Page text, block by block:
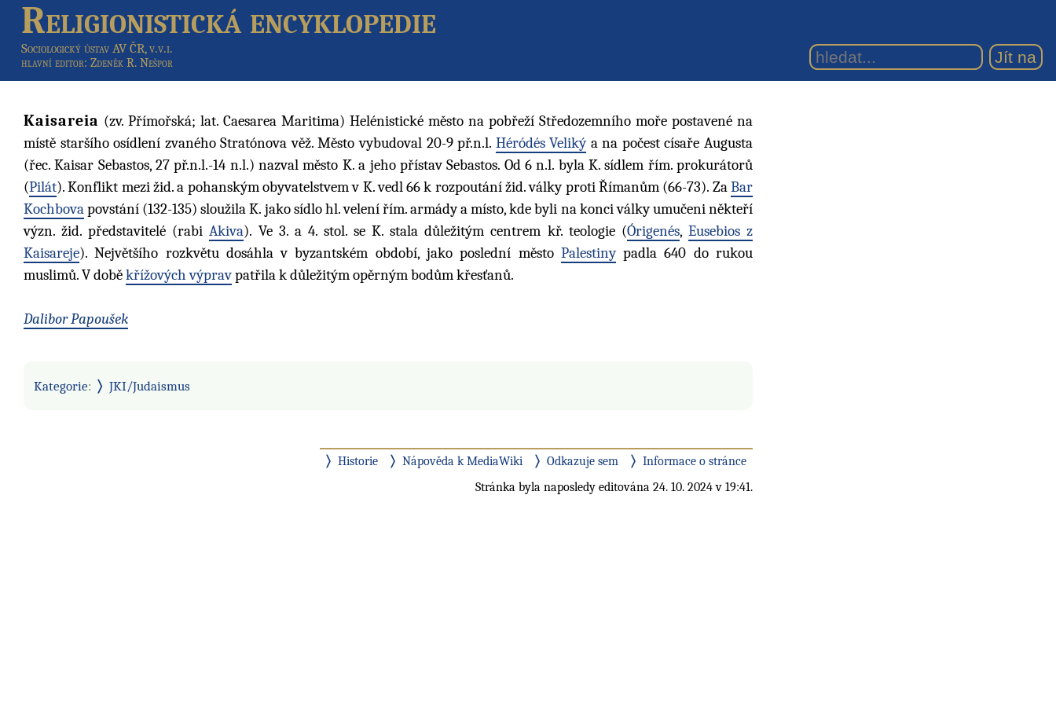
Religionistická encyklopedie
Sociologický ústav AV ČR, v.v.i.
hlavní editor: Zdeněk R. Nešpor
Kaisareia (zv. Přímořská; lat. Caesarea Maritima) Helénistické město na pobřeží Středozemního moře postavené na
místě staršího osídlení zvaného Stratónova věž. Město vybudoval 20-9 př.n.l. Héródés Velikýa na počest císaře Augusta
(řec. Kaisar Sebastos, 27 př.n.l.-14 n.l.) nazval město K. a jeho přístav Sebastos. Od 6 n.l. byla K. sídlem řím. prokurátorů
(Pilát). Konflikt mezi žid. a pohanským obyvatelstvem v K. vedl 66 k rozpoutání žid. války proti Římanům (66-73). ZaBar
Kochbovapovstání (132-135) sloužila K. jako sídlo hl. velení řím. armády a místo, kde byli na konci války umučeni někteří
význ. žid. představitelé (rabiAkiva). Ve 3. a 4. stol. se K. stala důležitým centrem kř. teologie (Órigenés, Eusebios z
Kaisareje). Největšího rozkvětu dosáhla v byzantském období, jako poslední město Palestinypadla 640 do rukou
muslimů. V doběkřížových výpravpatřila k důležitým opěrným bodům křesťanů.
Dalibor Papoušek
Kategorie: JKI/Judaismus
Historie Nápověda k MediaWiki Odkazuje sem
Informace o stránce
Stránka byla naposledy editována 24. 10. 2024 v 19:41.